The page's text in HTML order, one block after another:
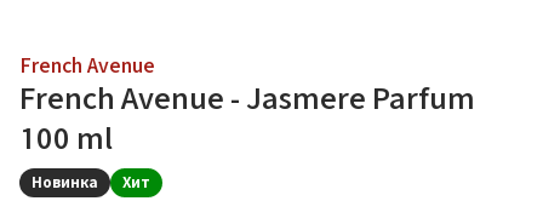
French Avenue
French Avenue - Jasmere Parfum
100 ml
Новинка Хит